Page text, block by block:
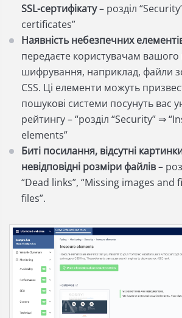
SSL-сертифікату– розділ
certificates”
Наявність небезпечних
передаєте користувачам вашого
шифрування, наприклад, файли
CSS. Ці елементи можуть
пошукові системи посунуть вас
рейтингу – “розділ “Security” ⇒
elements”
Биті посилання, відсутні
невідповідні розміри файлів–
“Dead links”, “Missing images and
files”.